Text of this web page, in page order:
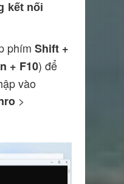
kết nối
phím Shift +
+ F10) để
vào
>